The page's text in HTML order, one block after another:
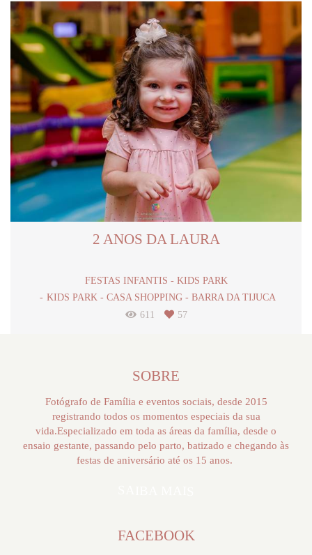
2 ANOS DA LAURA
FESTAS INFANTIS - KIDS PARK
KIDS PARK - CASA SHOPPING - BARRA DA TIJUCA
611
57
SOBRE
Fotógrafo de Família e eventos sociais, desde 2015
registrando todos os momentos especiais da sua
vida.Especializado em toda as áreas da família, desde o
ensaio gestante, passando pelo parto, batizado e chegando às
festas de aniversário até os 15 anos.
FACEBOOK